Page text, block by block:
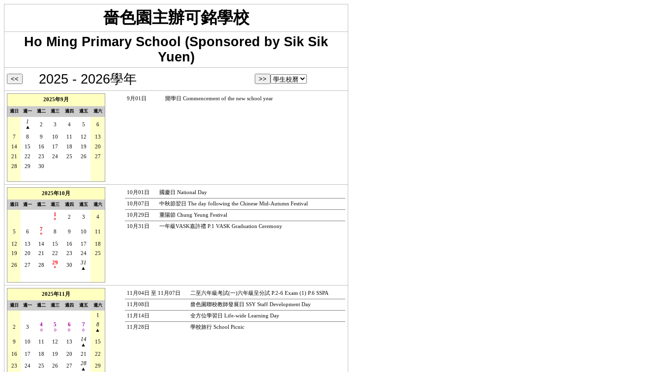
嗇色園主辦可銘學校
Ho Ming Primary School (Sponsored by Sik Sik
Yuen)
2025 - 2026學年
2025年9月
週日 週一 週二 週三 週四 週五 週六
1
▲
2 3 4 5 6
7 8 9 10 11 12
13
14
15 16 17 18 19
20
21
22 23 24 25 26
27
28
29 30
9月01日 開學日 Commencement of the new school year
2025年10月
週日 週一 週二 週三 週四 週五 週六
1
*
2 3 4
5 6
7
*
8 9 10 11
12 13 14 15 16 17
18
19
20 21 22 23 24 25
26 27 28
29
*
30
31
▲
10月01日 國慶日 National Day
10月07日 中秋節翌日 The day following the Chinese Mid-Autumn Festival
10月29日 重陽節 Chung Yeung Festival
10月31日 一年級VASK嘉許禮 P.1 VASK Graduation Ceremony
2025年11月
週日 週一 週二 週三 週四 週五 週六
1
2 3
4
○
5
○
6
○
7
○
8
▲
9 10 11 12 13
14
▲
15
16 17 18 19 20 21 22
23 24 25 26 27
28
▲
29
11月04日 至 11月07日 二至六年級考試(一)六年級呈分試 P.2-6 Exam (1) P.6 SSPA
11月08日 嗇色園聯校教師發展日 SSY Staff Development Day
11月14日 全方位學習日 Life-wide Learning Day
11月28日 學校旅行 School Picnic